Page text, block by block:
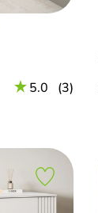
5.0 (3)